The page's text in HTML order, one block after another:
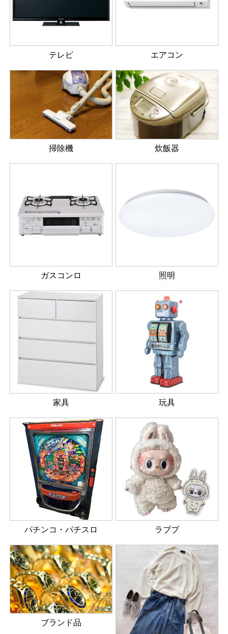
テレビ エアコン
掃除機 炊飯器
ガスコンロ 照明
家具 玩具
パチンコ・パチスロ ラブブ
ブランド品